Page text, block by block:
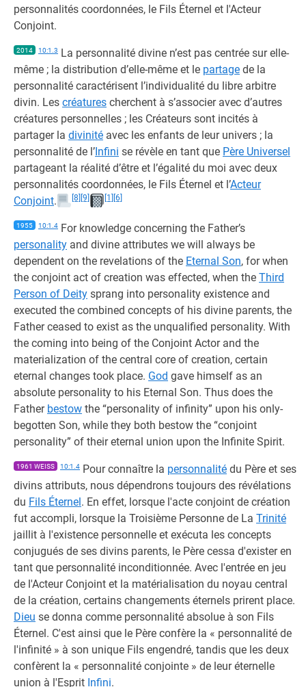
personnalités coordonnées, le Fils Éternel et l'Acteur
Conjoint.
2014 10:1.3 La personnalité divine n’est pas centrée sur elle-
même ; la distribution d’elle-même et le partage de la
personnalité caractérisent l’individualité du libre arbitre
divin. Les créatures cherchent à s’associer avec d’autres
créatures personnelles ; les Créateurs sont incités à
partager la divinité avec les enfants de leur univers ; la
personnalité de l’Infini se révèle en tant que Père Universel
partageant la réalité d’être et l’égalité du moi avec deux
personnalités coordonnées, le Fils Éternel et l’Acteur
Conjoint. [8] [9] [1] [6]
1955 10:1.4 For knowledge concerning the Father’s
personality and divine attributes we will always be
dependent on the revelations of the Eternal Son, for when
the conjoint act of creation was effected, when the Third
Person of Deity sprang into personality existence and
executed the combined concepts of his divine parents, the
Father ceased to exist as the unqualified personality. With
the coming into being of the Conjoint Actor and the
materialization of the central core of creation, certain
eternal changes took place. God gave himself as an
absolute personality to his Eternal Son. Thus does the
Father bestow the “personality of infinity” upon his only-
begotten Son, while they both bestow the “conjoint
personality” of their eternal union upon the Infinite Spirit.
1961 WEISS 10:1.4 Pour connaître la personnalité du Père et ses
divins attributs, nous dépendrons toujours des révélations
du Fils Éternel. En effet, lorsque l'acte conjoint de création
fut accompli, lorsque la Troisième Personne de La Trinité
jaillit à l'existence personnelle et exécuta les concepts
conjugués de ses divins parents, le Père cessa d'exister en
tant que personnalité inconditionnée. Avec l'entrée en jeu
de l'Acteur Conjoint et la matérialisation du noyau central
de la création, certains changements éternels prirent place.
Dieu se donna comme personnalité absolue à son Fils
Éternel. C'est ainsi que le Père confère la « personnalité de
l'infinité » à son unique Fils engendré, tandis que les deux
confèrent la « personnalité conjointe » de leur éternelle
union à l'Esprit Infini.